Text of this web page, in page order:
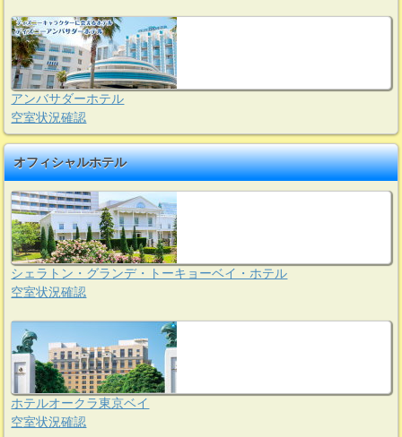
アンバサダーホテル
空室状況確認
オフィシャルホテル
シェラトン・グランデ・トーキョーベイ・ホテル
空室状況確認
ホテルオークラ東京ベイ
空室状況確認